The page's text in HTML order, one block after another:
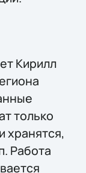
Кирилл
только
хранятся,
Работа